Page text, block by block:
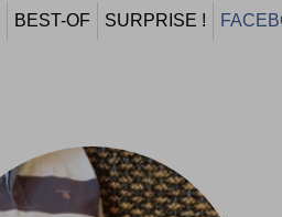
BEST-OF SURPRISE !